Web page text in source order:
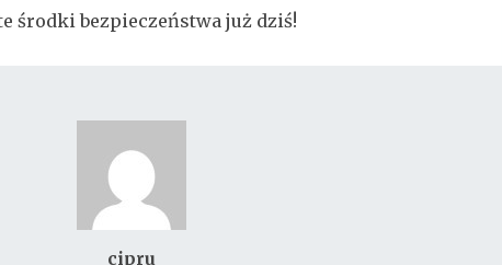
środki bezpieczeństwa już dziś!
cipru